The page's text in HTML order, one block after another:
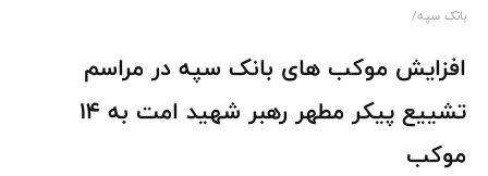
بانک سپه/
افزایش موکب های بانک سپه در مراسم
تشییع پیکر مطهر رهبر شهید امت به ۱۴
موکب